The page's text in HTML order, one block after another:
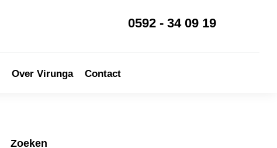
0592 - 34 09 19
Over Virunga Contact
Primary
Zoeken